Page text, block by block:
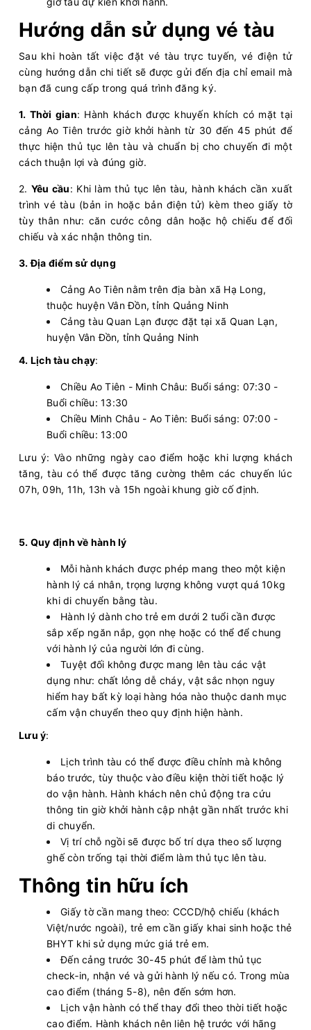
Hướng dẫn sử dụng vé tàu
Sau khi hoàn tất việc đặt vé tàu trực tuyến, vé điện tử
cùng hướng dẫn chi tiết sẽ được gửi đến địa chỉ email mà
bạn đã cung cấp trong quá trình đăng ký.
1. Thời gian: Hành khách được khuyến khích có mặt tại
cảng Ao Tiên trước giờ khởi hành từ 30 đến 45 phút để
thực hiện thủ tục lên tàu và chuẩn bị cho chuyến đi một
cách thuận lợi và đúng giờ.
2. Yêu cầu: Khi làm thủ tục lên tàu, hành khách cần xuất
trình vé tàu (bản in hoặc bản điện tử) kèm theo giấy tờ
tùy thân như: căn cước công dân hoặc hộ chiếu để đối
chiếu và xác nhận thông tin.
3. Địa điểm sử dụng
Cảng Ao Tiên nằm trên địa bàn xã Hạ Long,
thuộc huyện Vân Đồn, tỉnh Quảng Ninh
Cảng tàu Quan Lạn được đặt tại xã Quan Lạn,
huyện Vân Đồn, tỉnh Quảng Ninh
4. Lịch tàu chạy:
Chiều Ao Tiên - Minh Châu: Buổi sáng: 07:30 -
Buổi chiều: 13:30
Chiều Minh Châu - Ao Tiên: Buổi sáng: 07:00 -
Buổi chiều: 13:00
Lưu ý: Vào những ngày cao điểm hoặc khi lượng khách
tăng, tàu có thể được tăng cường thêm các chuyến lúc
07h, 09h, 11h, 13h và 15h ngoài khung giờ cố định.
5. Quy định về hành lý
Mỗi hành khách được phép mang theo một kiện
hành lý cá nhân, trọng lượng không vượt quá 10kg
khi di chuyển bằng tàu.
Hành lý dành cho trẻ em dưới 2 tuổi cần được
sắp xếp ngăn nắp, gọn nhẹ hoặc có thể để chung
với hành lý của người lớn đi cùng.
Tuyệt đối không được mang lên tàu các vật
dụng như: chất lỏng dễ cháy, vật sắc nhọn nguy
hiểm hay bất kỳ loại hàng hóa nào thuộc danh mục
cấm vận chuyển theo quy định hiện hành.
Lưu ý:
Lịch trình tàu có thể được điều chỉnh mà không
báo trước, tùy thuộc vào điều kiện thời tiết hoặc lý
do vận hành. Hành khách nên chủ động tra cứu
thông tin giờ khởi hành cập nhật gần nhất trước khi
di chuyển.
Vị trí chỗ ngồi sẽ được bố trí dựa theo số lượng
ghế còn trống tại thời điểm làm thủ tục lên tàu.
Thông tin hữu ích
Giấy tờ cần mang theo: CCCD/hộ chiếu (khách
Việt/nước ngoài), trẻ em cần giấy khai sinh hoặc thẻ
BHYT khi sử dụng mức giá trẻ em.
Đến cảng trước 30-45 phút để làm thủ tục
check‑in, nhận vé và gửi hành lý nếu có. Trong mùa
cao điểm (tháng 5-8), nên đến sớm hơn.
Lịch vận hành có thể thay đổi theo thời tiết hoặc
cao điểm. Hành khách nên liên hệ trước với hãng